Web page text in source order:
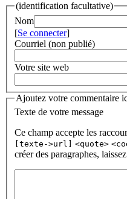
(identification facultative)
Nom
[Se connecter]
Courriel (non publié)
Votre site web
Ajoutez votre commentaire
Texte de votre message
Ce champ accepte les
[texte->url]
<quote>
créer des paragraphes,